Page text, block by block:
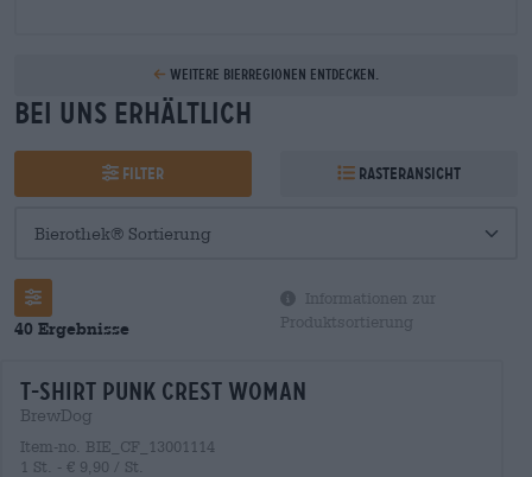
Weitere Bierregionen entdecken.
Bei uns erhältlich
Filter Rasteransicht
40 Ergebnisse
Informationen zur
Produktsortierung
t-shirt punk crest woman
BrewDog
Item-no. BIE_CF_13001114
1 St. - € 9,90 / St.